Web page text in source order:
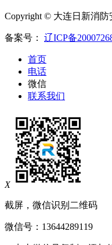
Copyright © 大连日新消
备案号： 辽ICP备
首页
电话
微信
联系我们
X
截屏，微信识别二维码
微信号： 13644289119